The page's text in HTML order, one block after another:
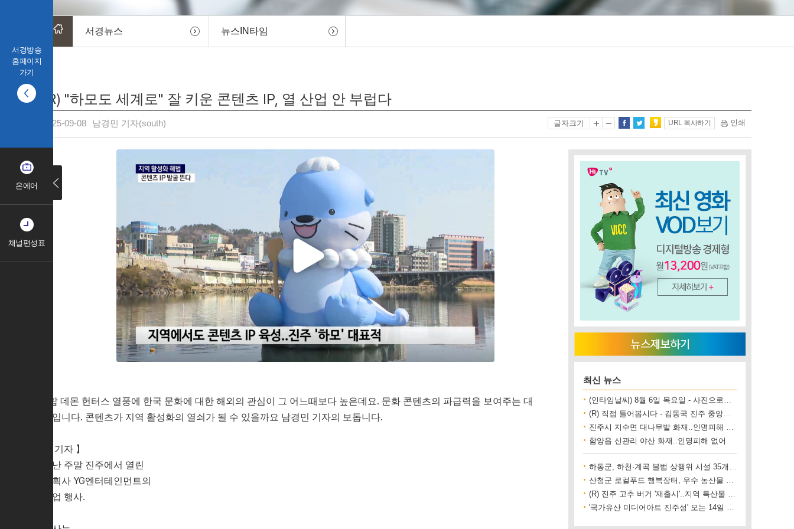
서경방송
홈페이지
가기
온에어
채널편성표
서경뉴스 뉴스IN타임
(R) "하모도 세계로" 잘 키운 콘텐츠 IP, 열 산업 안 부럽다
2025-09-08 남경민 기자(south) 글자크기 URL 복사하기 인쇄
K팝 데몬 헌터스 열풍에 한국 문화에 대한 해외의 관심이 그 어느때보다 높은데요. 문화 콘텐츠의 파급력을 보여주는 대
목입니다. 콘텐츠가 지역 활성화의 열쇠가 될 수 있을까요 남경민 기자의 보돕니다.
【 기자 】
지난 주말 진주에서 열린
기획사 YG엔터테인먼트의
팝업 행사.
최신 뉴스
(인타임날씨) 8월 6일 목요일 - 사진으로보는 날씨
(R) 직접 들어봅시다 - 김동국 진주 중앙시장 상인회장
진주시 지수면 대나무밭 화재..인명피해 없어
함양읍 신관리 야산 화재..인명피해 없어
하동군, 하천·계곡 불법 상행위 시설 35개소 철거
산청군 로컬푸드 행복장터, 우수 농산물 직거래 사업장 인증
(R) 진주 고추 버거 '재출시'..지역 특산물 홍보 기대
'국가유산 미디어아트 진주성' 오는 14일 개막